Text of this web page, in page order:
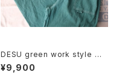
DESU green work style wi
de leg Pants
¥9,900